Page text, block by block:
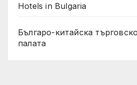
Hotels in Bulgaria
Българо-китайска
палата